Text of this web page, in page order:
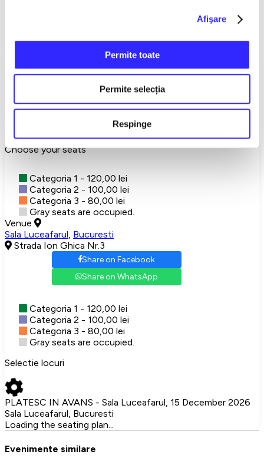
Afişare
Permite toate
Permite selecția
Respinge
For further details regarding the above event, please
EURO PRODUCT STAR
Detalii eveniment
Pay in Advance
Show More
Choose your seats
Categoria 1 - 120,00 lei
Categoria 2 - 100,00 lei
Categoria 3 - 80,00 lei
Gray seats are occupied.
Venue
Sala Luceafarul Bucuresti
Strada Ion Ghica Nr.3
Share on Facebook
Share on WhatsApp
Categoria 1 - 120,00 lei
Categoria 2 - 100,00 lei
Categoria 3 - 80,00 lei
Gray seats are occupied.
Selectie locuri
PLATESC IN AVANS - Sala Luceafarul, 15 December 2026
Sala Luceafarul, Bucuresti
Loading the seating plan...
Evenimente similare